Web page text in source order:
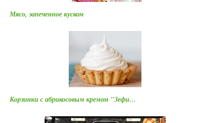
Мясо, запеченное куском
Корзинки с абрикосовым кремом "Зефи…